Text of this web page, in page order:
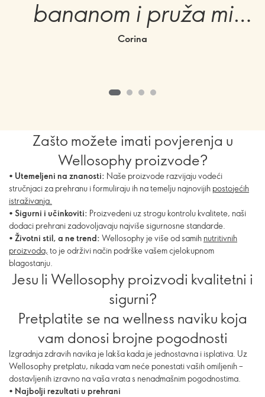
bananom i pruža mi
potrebnu energiju. To je
Corina
Zašto možete imati povjerenja u
Wellosophy proizvode?
• Utemeljeni na znanosti: Naše proizvode razvijaju vodeći
stručnjaci za prehranu i formuliraju ih na temelju najnovijih postojećih
istraživanja.
• Sigurni i učinkoviti: Proizvedeni uz strogu kontrolu kvalitete, naši
dodaci prehrani zadovoljavaju najviše sigurnosne standarde.
• Životni stil, a ne trend: Wellosophy je više od samih nutritivnih
proizvoda, to je održivi način podrške vašem cjelokupnom
blagostanju.
Jesu li Wellosophy proizvodi kvalitetni i
sigurni?
Pretplatite se na wellness naviku koja
vam donosi brojne pogodnosti
Izgradnja zdravih navika je lakša kada je jednostavna i isplativa. Uz
Wellosophy pretplatu, nikada vam neće ponestati vaših omiljenih –
dostavljenih izravno na vaša vrata s nenadmašnim pogodnostima.
• Najbolji rezultati u prehrani